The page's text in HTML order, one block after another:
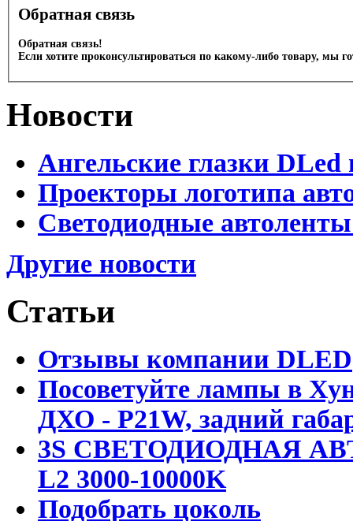
Обратная связь
Обратная связь!
Если хотите проконсультироваться по какому-либо товару, мы
Новости
Ангельские глазки DLed
Проекторы логотипа
Светодиодные
Другие новости
Статьи
Отзывы компании DLED
Посоветуйте лампы в
ДХО - P21W, задний
3S СВЕТОДИОДНАЯ
L2 3000-10000K
Подобрать цоколь